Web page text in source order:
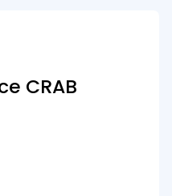
CRAB